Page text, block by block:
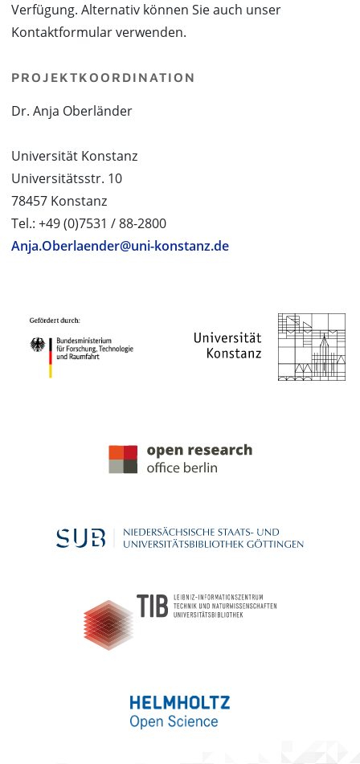
Verfügung. Alternativ können Sie auch unser
Kontaktformular verwenden.
PROJEKTKOORDINATION
Dr. Anja Oberländer
Universität Konstanz
Universitätsstr. 10
78457 Konstanz
Tel.: +49 (0)7531 / 88-2800
Anja.Oberlaender@uni-konstanz.de